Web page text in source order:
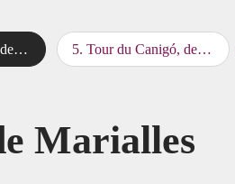
5.Tour du Canigó, des Cortalets à Batera
Marialles